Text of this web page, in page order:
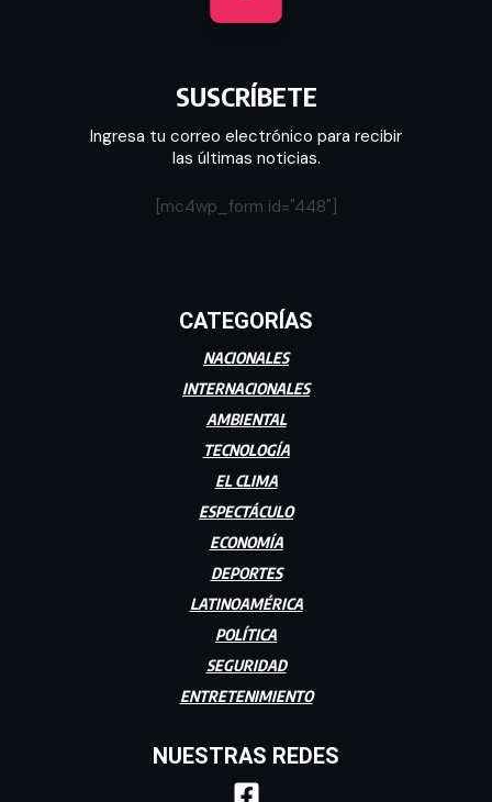
SUSCRÍBETE
Ingresa tu correo electrónico para recibir
las últimas noticias.
[mc4wp_form id="448"]
CATEGORÍAS
NACIONALES
INTERNACIONALES
AMBIENTAL
TECNOLOGÍA
EL CLIMA
ESPECTÁCULO
ECONOMÍA
DEPORTES
LATINOAMÉRICA
POLÍTICA
SEGURIDAD
ENTRETENIMIENTO
NUESTRAS REDES